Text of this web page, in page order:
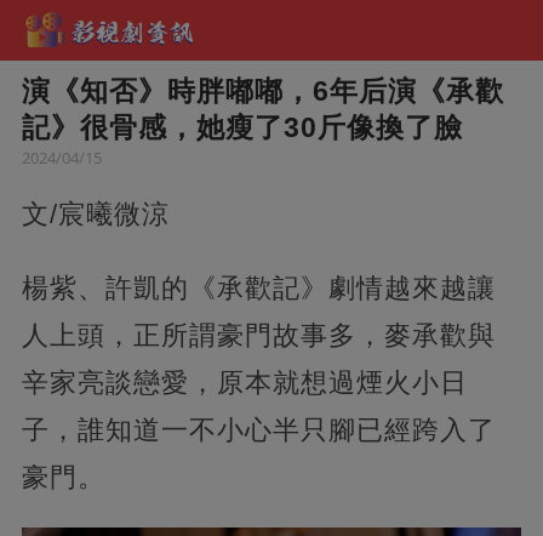
演《知否》時胖嘟嘟，6年后演《承歡
記》很骨感，她瘦了30斤像換了臉
2024/04/15
文/宸曦微涼
楊紫、許凱的《承歡記》劇情越來越讓
人上頭，正所謂豪門故事多，麥承歡與
辛家亮談戀愛，原本就想過煙火小日
子，誰知道一不小心半只腳已經跨入了
豪門。